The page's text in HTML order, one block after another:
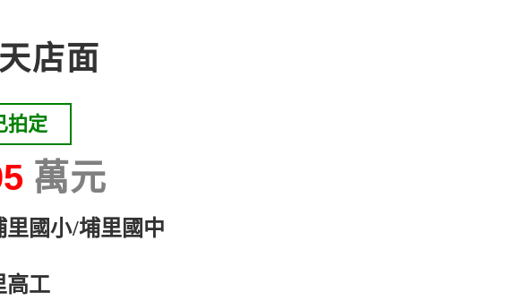
店面
拍定
里國小/埔里國中
高工